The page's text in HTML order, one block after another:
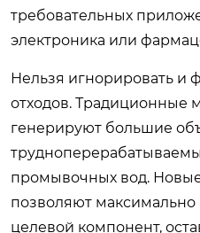
требовательных
электроника или
Нельзя игнорировать и
отходов. Традиционные
генерируют большие
промывочных вод.
позволяют максимально
целевой компонент,